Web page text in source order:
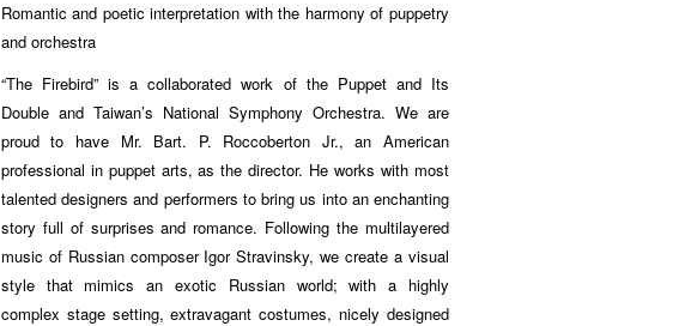
Romantic and poetic interpretation with the harmony of puppetry
and orchestra
“The Firebird” is a collaborated work of the Puppet and Its
Double and Taiwan’s National Symphony Orchestra. We are
proud to have Mr. Bart. P. Roccoberton Jr., an American
professional in puppet arts, as the director. He works with most
talented designers and performers to bring us into an enchanting
story full of surprises and romance. Following the multilayered
music of Russian composer Igor Stravinsky, we create a visual
style that mimics an exotic Russian world; with a highly
complex stage setting, extravagant costumes, nicely designed